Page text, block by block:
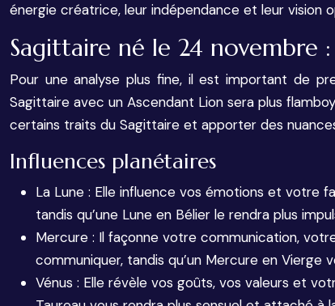
énergie créatrice, leur indépendance et leur vision
Sagittaire né le 24 novembre
Pour une analyse plus fine, il est important de
Sagittaire avec un Ascendant Lion sera plus
certains traits du Sagittaire et apporter des
Influences planétaires
La Lune : Elle influence vos émotions et votre
tandis qu’une Lune en Bélier le rendra plus
Mercure : Il façonne votre communication,
communiquer, tandis qu’un Mercure en
Vénus : Elle révèle vos goûts, vos valeurs et